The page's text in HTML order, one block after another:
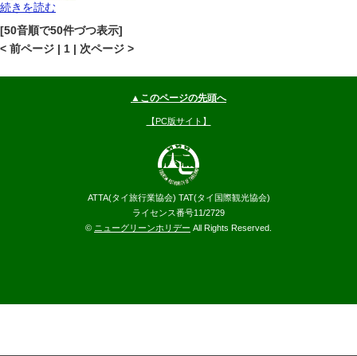
続きを読む
[50音順で50件づつ表示]
< 前ページ | 1 | 次ページ >
▲このページの先頭へ
【PC版サイト】
ATTA(タイ旅行業協会) TAT(タイ国際観光協会)
ライセンス番号11/2729
© ニューグリーンホリデー All Rights Reserved.